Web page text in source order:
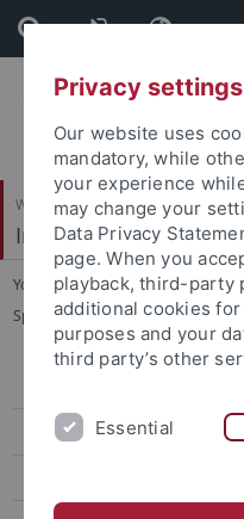
Skip
to
content
Skip
to
footer
Wirtschafts- und
Institut für
You are here: Startseite
...
Sportökonomik,
Team
Privacy settings
Our website uses
mandatory, while
your experience
may change your
Data Privacy
page. When you
playback, third-party
additional cookies
purposes and your
third party’s other
Essential